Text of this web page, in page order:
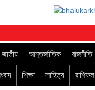
জাতীয় আন্তর্জাতিক রাজনীতি
শিক্ষা সাহিত্য রাশিফল